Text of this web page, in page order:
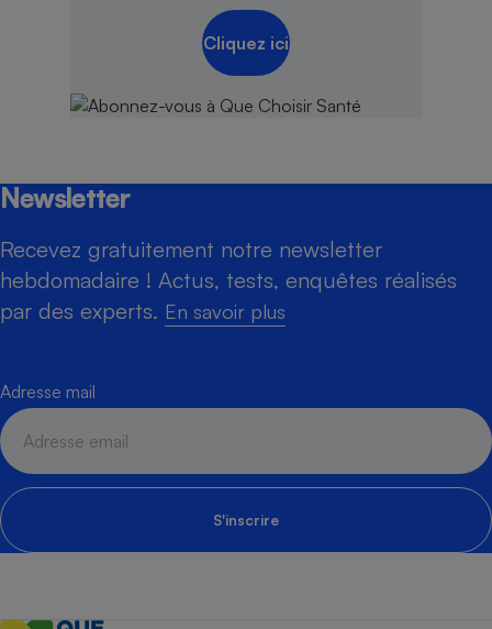
Cliquez ici
Newsletter
Recevez gratuitement notre newsletter
hebdomadaire ! Actus, tests, enquêtes réalisés
par des experts. En savoir plus
Adresse mail
S'inscrire